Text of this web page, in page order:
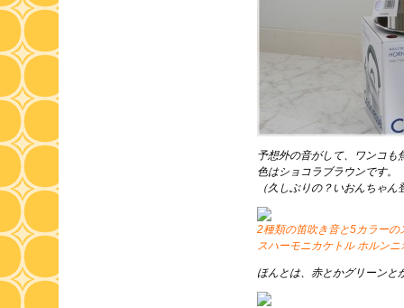
予想外の音がして、ワンコも
色はショコラブラウンです。
（久しぶりの？いおんちゃ
2種類の笛吹き音と5カラー
スハーモニカケトル ホルン
ほんとは、赤とかグリーンと